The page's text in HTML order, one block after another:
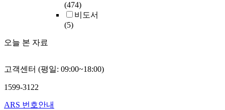
(474)
비도서
(5)
오늘 본 자료
고객센터 (평일: 09:00~18:00)
1599-3122
ARS 번호안내